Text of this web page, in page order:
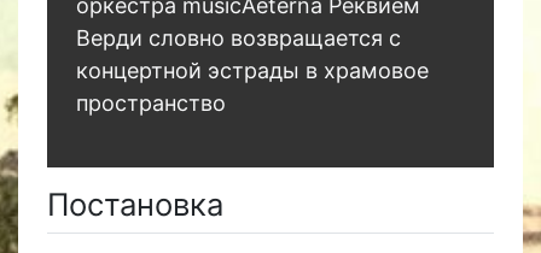
оркестра musicAeterna Реквием
Верди словно возвращается с
концертной эстрады в храмовое
пространство
Постановка